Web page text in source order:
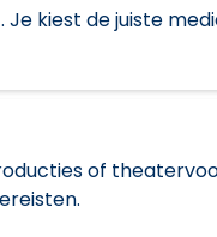
kiest de juiste
of